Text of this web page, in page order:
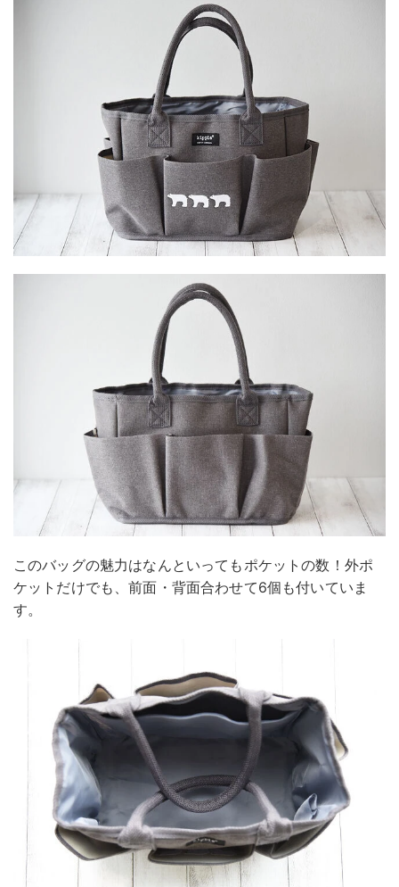
このバッグの魅力はなんといってもポケットの数！外ポ
ケットだけでも、前面・背面合わせて6個も付いていま
す。